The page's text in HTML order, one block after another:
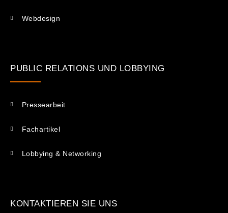
Webdesign
PUBLIC RELATIONS UND LOBBYING
Pressearbeit
Fachartikel
Lobbying & Networking
KONTAKTIEREN SIE UNS​